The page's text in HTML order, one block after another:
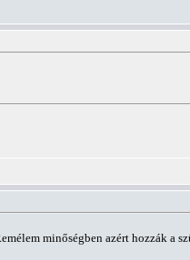
minőségben azért hozzák a